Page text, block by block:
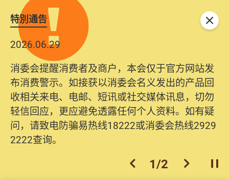
特別通告
2026.06.29
消委会提醒消费者及商户，本会仅于官方网站发
布消费警示。如接获以消委会名义发出的产品回
收相关来电、电邮、短讯或社交媒体讯息，切勿
轻信回应，更应避免透露任何个人资料。如有疑
问，请致电防骗易热线18222或消委会热线2929
2222查询。
上一个
1/2 下一个开
关闭